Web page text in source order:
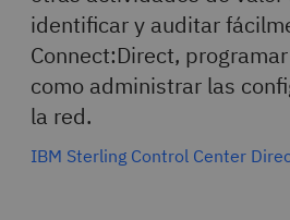
identificar y auditar
Connect:Direct,
como administrar las
la red.
IBM Sterling Control Center